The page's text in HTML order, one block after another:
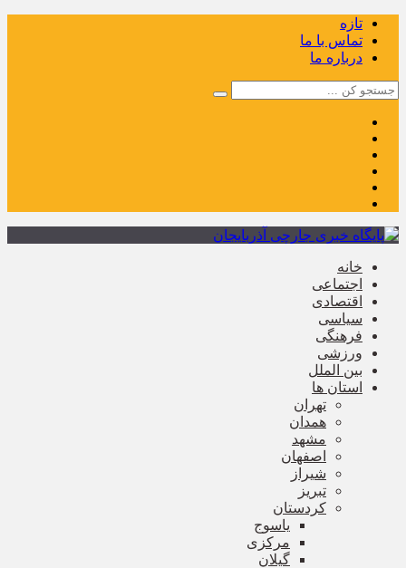
تازه
تماس با ما
درباره ما
خانه
اجتماعی
اقتصادی
سیاسی
فرهنگی
ورزشی
بین الملل
استان ها
تهران
همدان
مشهد
اصفهان
شیراز
تبریز
کردستان
یاسوج
مرکزی
گیلان